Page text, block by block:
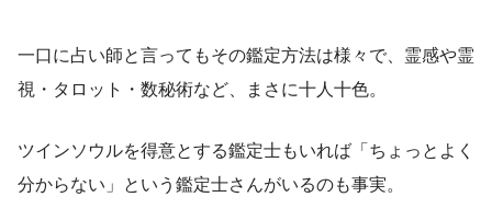
一口に占い師と言ってもその鑑定方法は様々で、霊感や霊
視・タロット・数秘術など、まさに十人十色。
ツインソウルを得意とする鑑定士もいれば「ちょっとよく
分からない」という鑑定士さんがいるのも事実。